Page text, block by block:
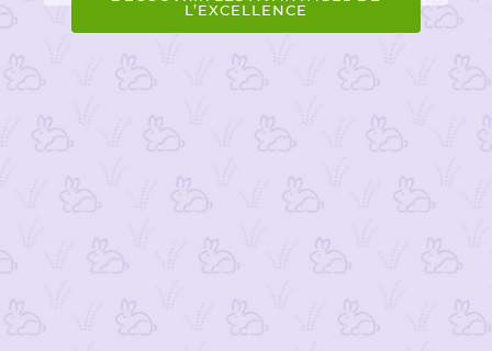
L’EXCELLENCE